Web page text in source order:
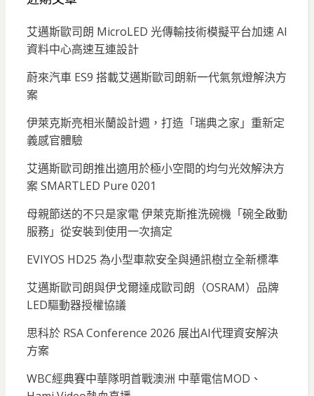
艾邁斯歐司朗 MicroLED 光傳輸技術模擬平台加速 AI
資料中心高速互連設計
蔚來汽車 ES9 搭載艾邁斯歐司朗新一代氣氛燈解決方
案
伊萊克斯亮相米蘭設計週，打造「瑞典之家」重新定
義感官體驗
艾邁斯歐司朗推出適用於極小空間的均勻光效解決方
案 SMARTLED Pure 0201
母親節送的不只是家電 伊萊克斯推洗碗機「碗全啟動
服務」從安裝到使用一次搞定
EVIYOS HD25 為小型車款安全與通訊樹立全新標準
艾邁斯歐司朗與伊戈爾達成歐司朗（OSRAM）品牌
LED驅動器授權協議
思科於 RSA Conference 2026 展出AI代理資安解決
方案
WBC經典賽中華隊明首戰澳洲 中華電信MOD、